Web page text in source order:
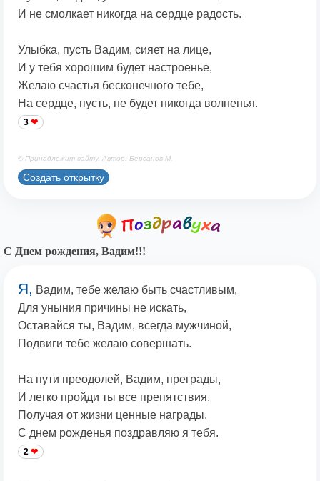
И не смолкает никогда на сердце радость.
Улыбка, пусть Вадим, сияет на лице,
И у тебя хорошим будет настроенье,
Желаю счастья бесконечного тебе,
На сердце, пусть, не будет никогда волненья.
3
© Принадлежит сайту. Автор: Берсанов М.
Создать открытку
С Днем рождения, Вадим!!!
Я, Вадим, тебе желаю быть счастливым,
Для уныния причины не искать,
Оставайся ты, Вадим, всегда мужчиной,
Подвиги тебе желаю совершать.
На пути преодолей, Вадим, преграды,
И легко пройди ты все препятствия,
Получая от жизни ценные награды,
С днем рожденья поздравляю я тебя.
2